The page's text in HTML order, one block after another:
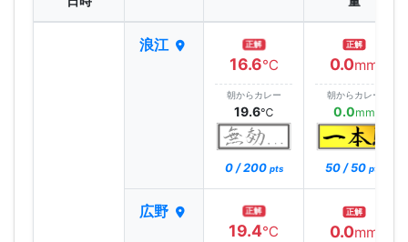
浪江 正解
16.6℃
朝からカレー
19.6℃
0 / 200 pts
正解
0.0mm
朝からカレー
0.0mm
50 / 50 pts
広野 正解
19.4℃
正解
0.0mm